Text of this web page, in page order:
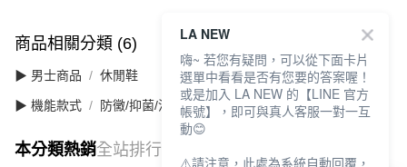
商品相關分類 (6) 查看全部
▶ 男士商品 休閒鞋
▶ 機能款式 防黴/抑菌/消臭
本分類熱銷全站排行
LA NEW
嗨~ 若您有疑問，可以從下面卡片
選單中看看是否有您要的答案喔！
或是加入 LA NEW 的【LINE 官方
帳號】，即可與真人客服一對一互
動😊
⚠️請注意，此處為系統自動回覆，